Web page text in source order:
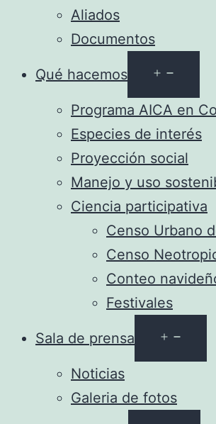
Aliados
Documentos
Qué hacemos
el
menú
Programa AICA en
Especies de interés
Proyección social
Manejo y uso
Ciencia participativa
Censo Urbano
Censo
Conteo
Festivales
Sala de prensa
el
Noticias
Galeria de fotos